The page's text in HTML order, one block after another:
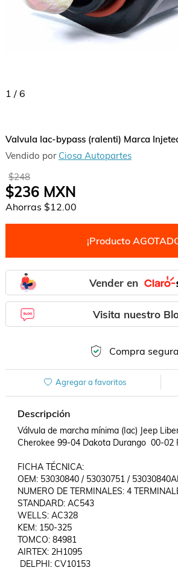
1 / 6
Valvula Iac-bypass (ralenti) Marca
Vendido por Ciosa Autopartes
$248
$236MXN
Ahorras $12.00
¡Producto
Vender en
Visita nuestro
Compra segura
Agregar a favoritos
Descripción
Válvula de marcha mínima (Iac) Jeep
Cherokee 99-04 Dakota Durango  00-02
FICHA TÉCNICA:
OEM: 53030840 / 53030751 /
NUMERO DE TERMINALES: 4
STANDARD: AC543
WELLS: AC328
KEM: 150-325
TOMCO: 84981
AIRTEX: 2H1095
DELPHI: CV10153